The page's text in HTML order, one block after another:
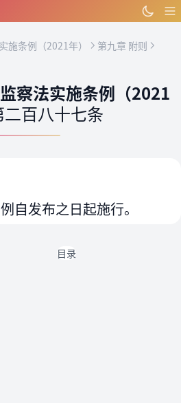
施条例（2021年）
第九章 附则
察法实施条例（2021
二百八十七条
自发布之日起施行。
目录